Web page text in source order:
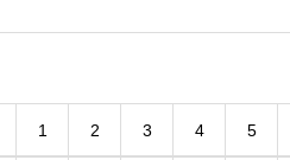
1 2 3 4 5